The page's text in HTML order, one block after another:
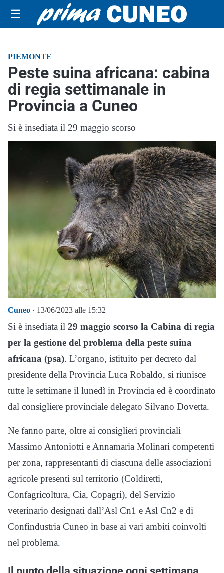
☰
PIEMONTE
Peste suina africana: cabina
di regia settimanale in
Provincia a Cuneo
Si è insediata il 29 maggio scorso
Cuneo · 13/06/2023 alle 15:32
Si è insediata il 29 maggio scorso la Cabina di regia
per la gestione del problema della peste suina
africana (psa). L’organo, istituito per decreto dal
presidente della Provincia Luca Robaldo, si riunisce
tutte le settimane il lunedì in Provincia ed è coordinato
dal consigliere provinciale delegato Silvano Dovetta.
Ne fanno parte, oltre ai consiglieri provinciali
Massimo Antoniotti e Annamaria Molinari competenti
per zona, rappresentanti di ciascuna delle associazioni
agricole presenti sul territorio (Coldiretti,
Confagricoltura, Cia, Copagri), del Servizio
veterinario designati dall’Asl Cn1 e Asl Cn2 e di
Confindustria Cuneo in base ai vari ambiti coinvolti
nel problema.